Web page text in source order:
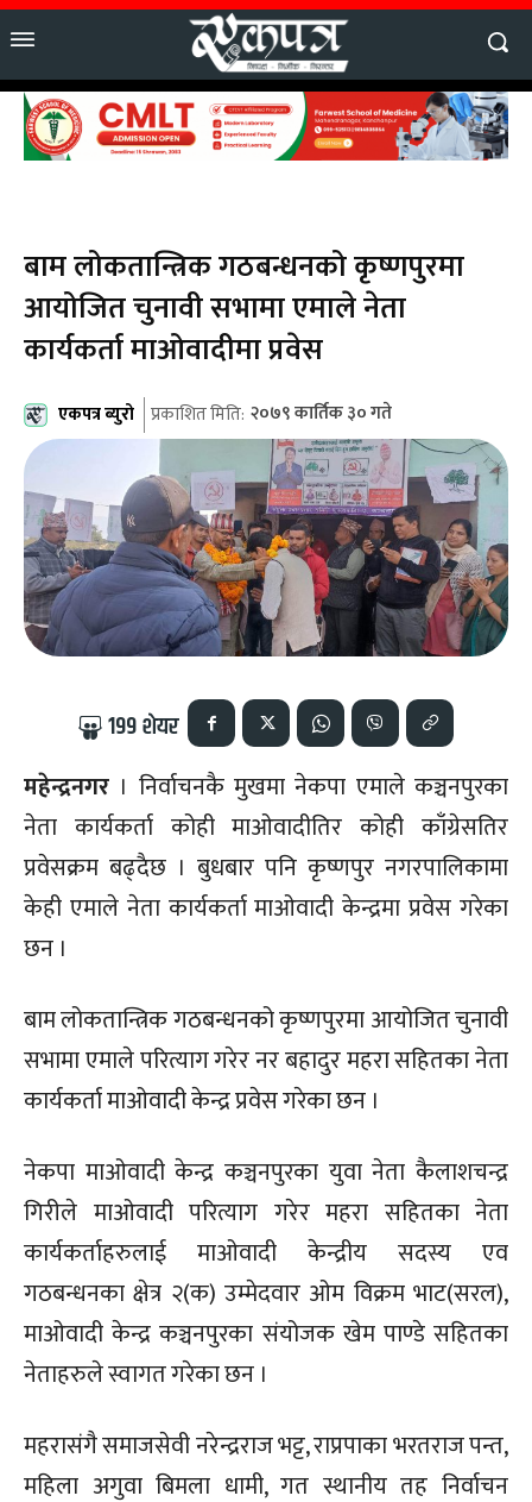
बाम लोकतान्त्रिक गठबन्धनको कृष्णपुरमा
आयोजित चुनावी सभामा एमाले नेता
कार्यकर्ता माओवादीमा प्रवेस
एकपत्र ब्युरो प्रकाशित मिति: २०७९ कार्तिक ३० गते
199शेयर
महेन्द्रनगर । निर्वाचनकै मुखमा नेकपा एमाले कञ्चनपुरका
नेता कार्यकर्ता कोही माओवादीतिर कोही काँग्रेसतिर
प्रवेसक्रम बढ्दैछ । बुधबार पनि कृष्णपुर नगरपालिकामा
केही एमाले नेता कार्यकर्ता माओवादी केन्द्रमा प्रवेस गरेका
छन ।
बाम लोकतान्त्रिक गठबन्धनको कृष्णपुरमा आयोजित चुनावी
सभामा एमाले परित्याग गरेर नर बहादुर महरा सहितका नेता
कार्यकर्ता माओवादी केन्द्र प्रवेस गरेका छन ।
नेकपा माओवादी केन्द्र कञ्चनपुरका युवा नेता कैलाशचन्द्र
गिरीले माओवादी परित्याग गरेर महरा सहितका नेता
कार्यकर्ताहरुलाई माओवादी केन्द्रीय सदस्य एव
गठबन्धनका क्षेत्र २(क) उम्मेदवार ओम विक्रम भाट(सरल),
माओवादी केन्द्र कञ्चनपुरका संयोजक खेम पाण्डे सहितका
नेताहरुले स्वागत गरेका छन ।
महरासंगै समाजसेवी नरेन्द्रराज भट्ट, राप्रपाका भरतराज पन्त,
महिला अगुवा बिमला धामी, गत स्थानीय तह निर्वाचन